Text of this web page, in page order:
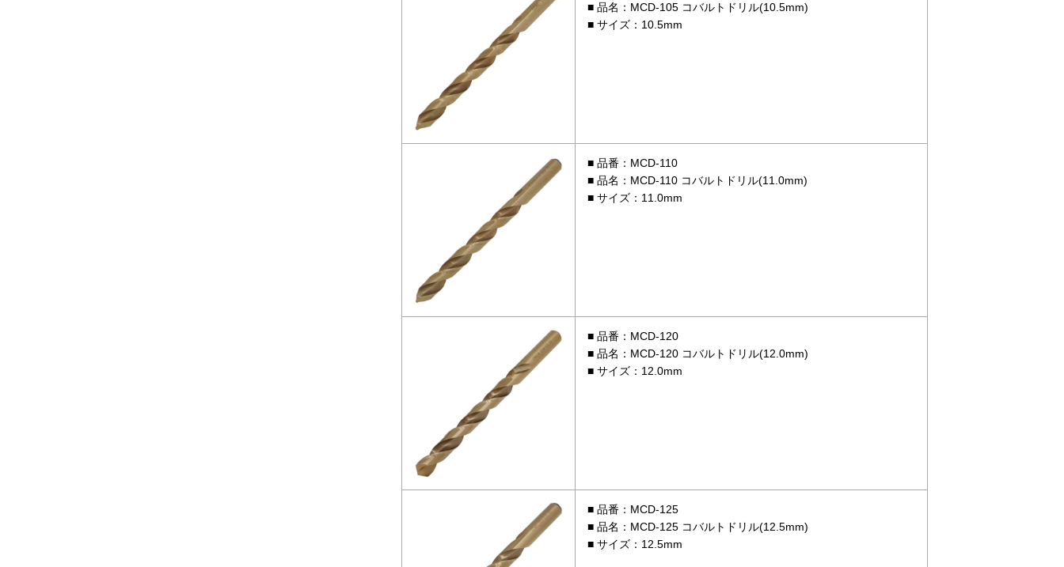
品名：MCD-105 コバルトドリル(10.5mm)
サイズ：10.5mm
品番：MCD-110
品名：MCD-110 コバルトドリル(11.0mm)
サイズ：11.0mm
品番：MCD-120
品名：MCD-120 コバルトドリル(12.0mm)
サイズ：12.0mm
品番：MCD-125
品名：MCD-125 コバルトドリル(12.5mm)
サイズ：12.5mm